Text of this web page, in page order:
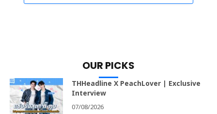
OUR PICKS
THHeadline X PeachLover | Exclusive
Interview
07/08/2026